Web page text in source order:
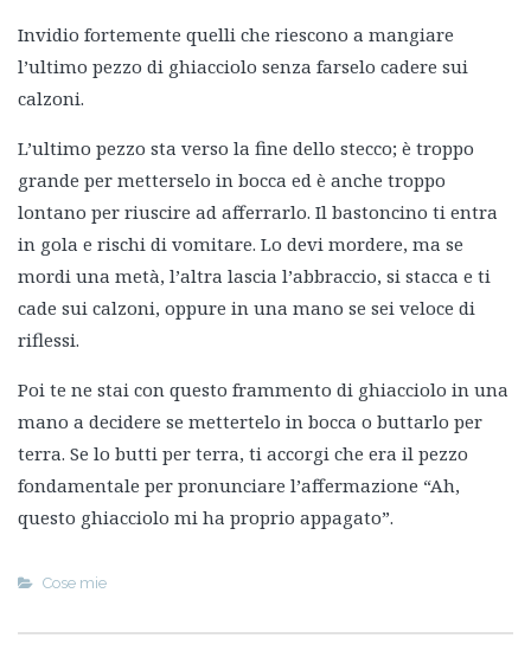
Invidio fortemente quelli che riescono a mangiare
l’ultimo pezzo di ghiacciolo senza farselo cadere sui
calzoni.
L’ultimo pezzo sta verso la fine dello stecco; è troppo
grande per metterselo in bocca ed è anche troppo
lontano per riuscire ad afferrarlo. Il bastoncino ti entra
in gola e rischi di vomitare. Lo devi mordere, ma se
mordi una metà, l’altra lascia l’abbraccio, si stacca e ti
cade sui calzoni, oppure in una mano se sei veloce di
riflessi.
Poi te ne stai con questo frammento di ghiacciolo in una
mano a decidere se mettertelo in bocca o buttarlo per
terra. Se lo butti per terra, ti accorgi che era il pezzo
fondamentale per pronunciare l’affermazione “Ah,
questo ghiacciolo mi ha proprio appagato”.
Cose mie